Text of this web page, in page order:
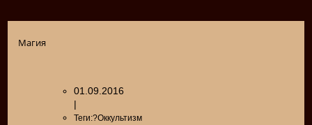
Магия
01.09.2016
|
Теги:?Оккультизм